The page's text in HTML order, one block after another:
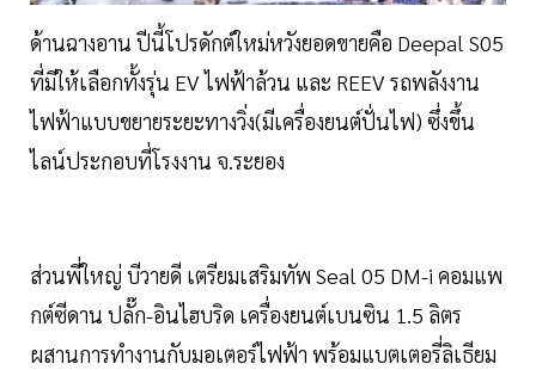
ด้านฉางอาน ปีนี้โปรดักต์ใหม่หวังยอดขายคือ Deepal S05
ที่มีให้เลือกทั้งรุ่น EV ไฟฟ้าล้วน และ REEV รถพลังงาน
ไฟฟ้าแบบขยายระยะทางวิ่ง(มีเครื่องยนต์ปั่นไฟ) ซึ่งขึ้น
ไลน์ประกอบที่โรงงาน จ.ระยอง
ส่วนพี่ใหญ่ บีวายดี เตรียมเสริมทัพ Seal 05 DM-i คอมแพ
กต์ซีดาน ปลั๊ก-อินไฮบริด เครื่องยนต์เบนซิน 1.5 ลิตร
ผสานการทำงานกับมอเตอร์ไฟฟ้า พร้อมแบตเตอรี่ลิเธียม